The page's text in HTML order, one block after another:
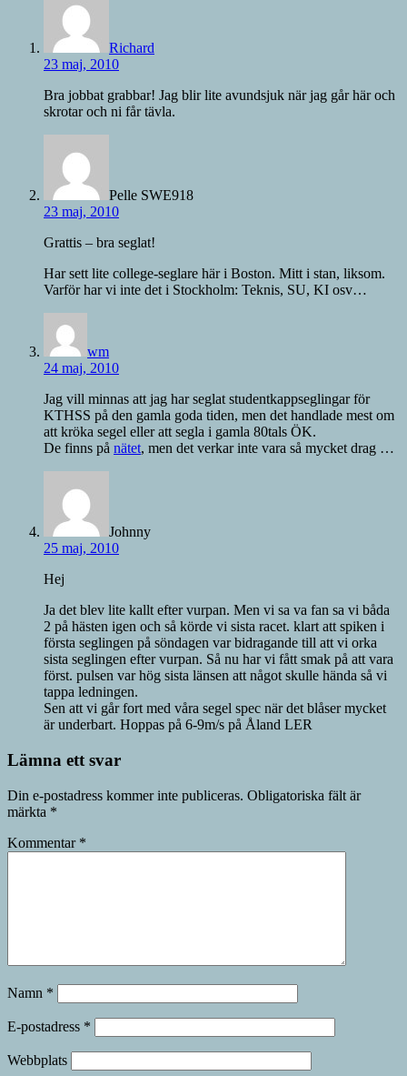
Richard
23 maj, 2010
Bra jobbat grabbar! Jag blir lite avundsjuk när jag går här och
skrotar och ni får tävla.
Pelle SWE918
23 maj, 2010
Grattis – bra seglat!
Har sett lite college-seglare här i Boston. Mitt i stan, liksom.
Varför har vi inte det i Stockholm: Teknis, SU, KI osv…
wm
24 maj, 2010
Jag vill minnas att jag har seglat studentkappseglingar för
KTHSS på den gamla goda tiden, men det handlade mest om
att kröka segel eller att segla i gamla 80tals ÖK.
De finns på nätet, men det verkar inte vara så mycket drag …
Johnny
25 maj, 2010
Hej
Ja det blev lite kallt efter vurpan. Men vi sa va fan sa vi båda
2 på hästen igen och så körde vi sista racet. klart att spiken i
första seglingen på söndagen var bidragande till att vi orka
sista seglingen efter vurpan. Så nu har vi fått smak på att vara
först. pulsen var hög sista länsen att något skulle hända så vi
tappa ledningen.
Sen att vi går fort med våra segel spec när det blåser mycket
är underbart. Hoppas på 6-9m/s på Åland LER
Lämna ett svar
Din e-postadress kommer inte publiceras. Obligatoriska fält är
märkta *
Kommentar *
Namn *
E-postadress *
Webbplats